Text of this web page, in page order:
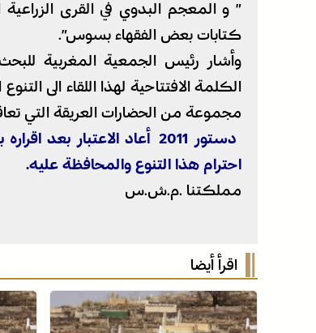
” و المعجم البدوي في القرى الزراعية
كتابات بعض الفقهاء بسوس”.
وأشار رئيس الجمعية المغربية
الكلمة الافتتاحية لهذا اللقاء الى
مجموعة من الحضارات العريقة التي
دستور 2011 أعاد الاعتبار
احترام هذا التنوع والمحافظة عليه.
مملكتنا .م.ش.س
اقرأ أيضا